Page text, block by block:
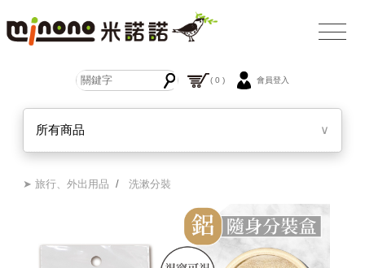
( 0 ) 會員登入
所有商品 ∨
➤ 旅行、外出用品 /洗漱分裝